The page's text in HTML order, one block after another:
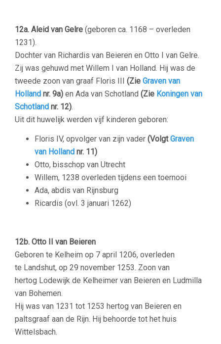
12a. Aleid van Gelre (geboren ca. 1168 – overleden
1231).
Dochter van Richardis van Beieren en Otto I van Gelre.
Zij was gehuwd met Willem I van Holland. Hij was de
tweede zoon van graaf Floris III (Zie Graven van
Holland nr. 9a) en Ada van Schotland (Zie Koningen van
Schotland nr. 12).
Uit dit huwelijk werden vijf kinderen geboren:
Floris IV, opvolger van zijn vader (VolgtGraven
van Holland nr. 11)
Otto, bisschop van Utrecht
Willem, 1238 overleden tijdens een toernooi
Ada, abdis van Rijnsburg
Ricardis (ovl. 3 januari 1262)
12b. Otto II van Beieren
Geboren te Kelheim op 7 april 1206, overleden
te Landshut, op 29 november 1253. Zoon van
hertog Lodewijk de Kelheimer van Beieren en Ludmilla
van Bohemen.
Hij was van 1231 tot 1253 hertog van Beieren en
paltsgraaf aan de Rijn. Hij behoorde tot het huis
Wittelsbach.